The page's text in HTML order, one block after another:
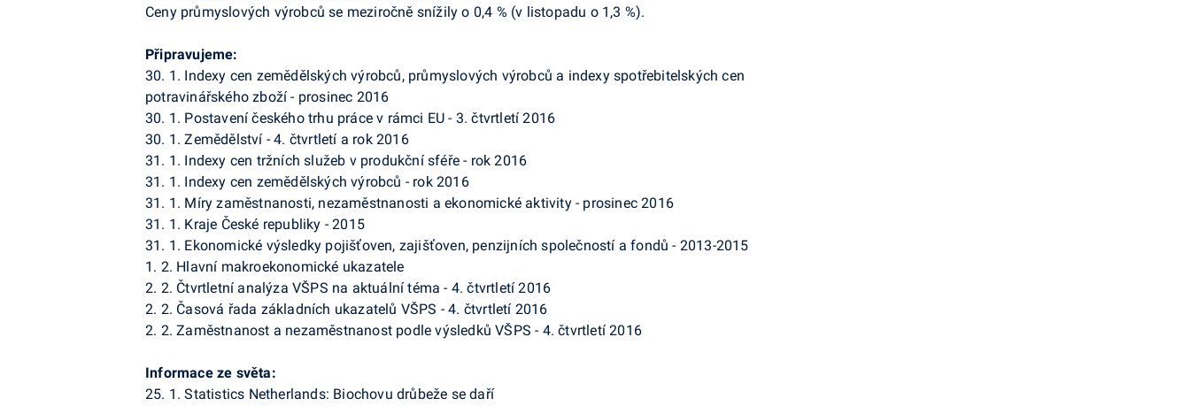
Ceny průmyslových výrobců se meziročně snížily o 0,4 % (v listopadu o 1,3 %).
Připravujeme:
30. 1. Indexy cen zemědělských výrobců, průmyslových výrobců a indexy spotřebitelských cen
potravinářského zboží - prosinec 2016
30. 1. Postavení českého trhu práce v rámci EU - 3. čtvrtletí 2016
30. 1. Zemědělství - 4. čtvrtletí a rok 2016
31. 1. Indexy cen tržních služeb v produkční sféře - rok 2016
31. 1. Indexy cen zemědělských výrobců - rok 2016
31. 1. Míry zaměstnanosti, nezaměstnanosti a ekonomické aktivity - prosinec 2016
31. 1. Kraje České republiky - 2015
31. 1. Ekonomické výsledky pojišťoven, zajišťoven, penzijních společností a fondů - 2013-2015
1. 2. Hlavní makroekonomické ukazatele
2. 2. Čtvrtletní analýza VŠPS na aktuální téma - 4. čtvrtletí 2016
2. 2. Časová řada základních ukazatelů VŠPS - 4. čtvrtletí 2016
2. 2. Zaměstnanost a nezaměstnanost podle výsledků VŠPS - 4. čtvrtletí 2016
Informace ze světa:
25. 1.Statistics Netherlands: Biochovu drůbeže se daří